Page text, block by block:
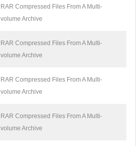
RAR Compressed Files From A Multi-
volume Archive
RAR Compressed Files From A Multi-
volume Archive
RAR Compressed Files From A Multi-
volume Archive
RAR Compressed Files From A Multi-
volume Archive